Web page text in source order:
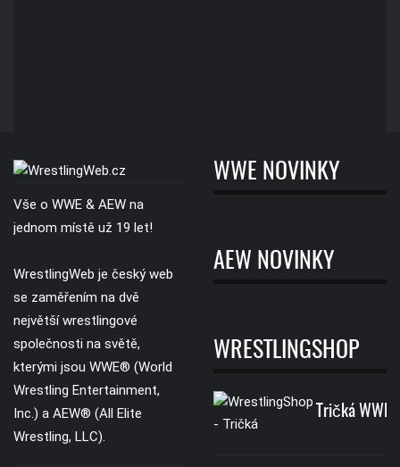
Vše o WWE & AEW na
jednom místě už 19 let!
WrestlingWeb je český web
se zaměřením na dvě
největší wrestlingové
společnosti na světě,
kterými jsou WWE® (World
Wrestling Entertainment,
Inc.) a AEW® (All Elite
Wrestling, LLC).
WWE NOVINKY
AEW NOVINKY
WRESTLINGSHOP
Tričká WWE